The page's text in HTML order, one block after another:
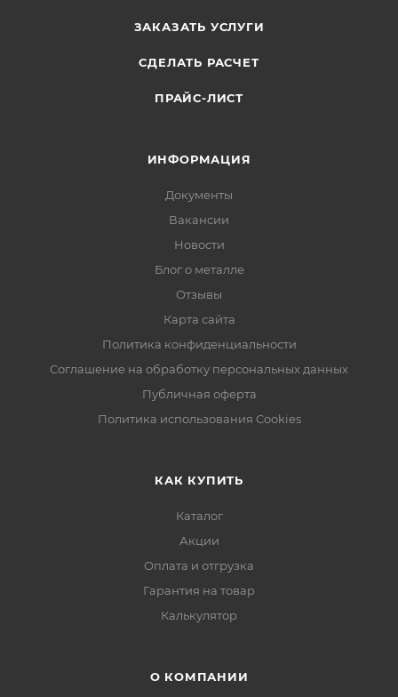
ЗАКАЗАТЬ УСЛУГИ
СДЕЛАТЬ РАСЧЕТ
ПРАЙС-ЛИСТ
ИНФОРМАЦИЯ
Документы
Вакансии
Новости
Блог о металле
Отзывы
Карта сайта
Политика конфиденциальности
Соглашение на обработку персональных данных
Публичная оферта
Политика использования Cookies
КАК КУПИТЬ
Каталог
Акции
Оплата и отгрузка
Гарантия на товар
Калькулятор
О КОМПАНИИ